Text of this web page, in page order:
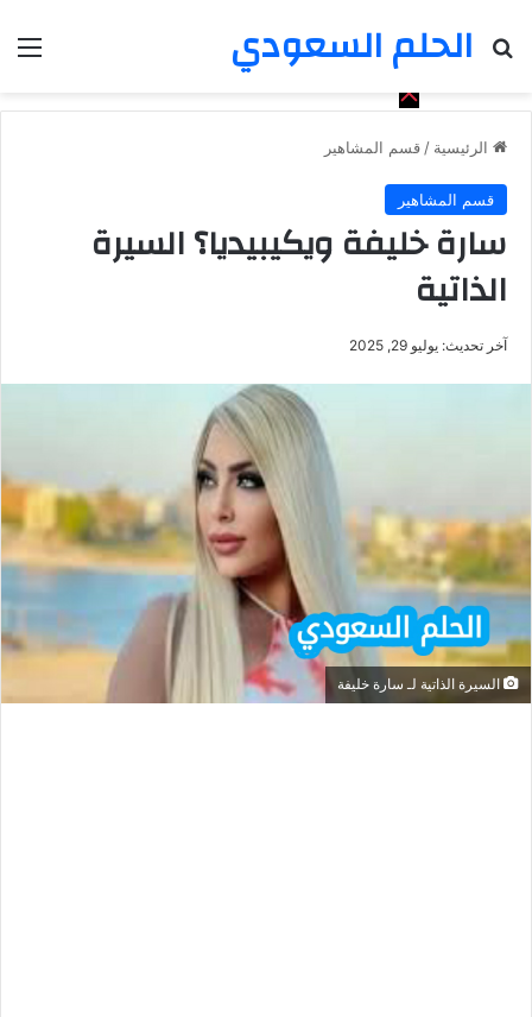
الحلم السعودي
بحث عن
الرئيسية / قسم المشاهير
قسم المشاهير
سارة خليفة ويكيبيديا؟ السيرة
الذاتية
آخر تحديث: يوليو 29, 2025
السيرة الذاتية لـ سارة خليفة